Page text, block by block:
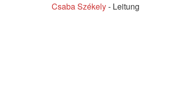
Csaba Székely- Leitung